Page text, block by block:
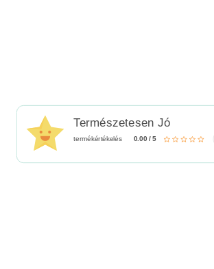
Természetesen Jó
termékértékelés 0.00 / 5